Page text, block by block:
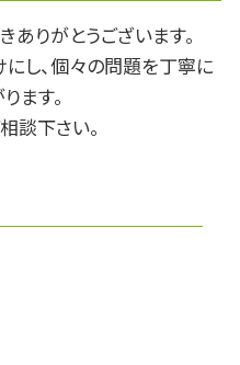
りがとうございます。
し、個々の問題を丁寧に
ます。
談下さい。